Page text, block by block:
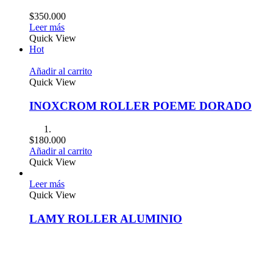
$350.000
Leer más
Quick View
Hot
Añadir al carrito
Quick View
INOXCROM ROLLER POEME DORADO
$180.000
Añadir al carrito
Quick View
Leer más
Quick View
LAMY ROLLER ALUMINIO